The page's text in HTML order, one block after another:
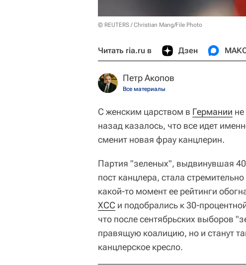
© REUTERS / Christian Mang/File Photo
Читать ria.ru в Дзен
Петр Акопов
Все материалы
С женским царством в Германии
назад казалось, что все идет
сменит новая фрау канцлерин.
Партия "зеленых", выдвинувшая
пост канцлера, стала
какой-то момент ее рейтинги
ХСС и подобрались к 30-
что после сентябрьских выборов
правящую коалицию, но и станут
канцлерское кресло.